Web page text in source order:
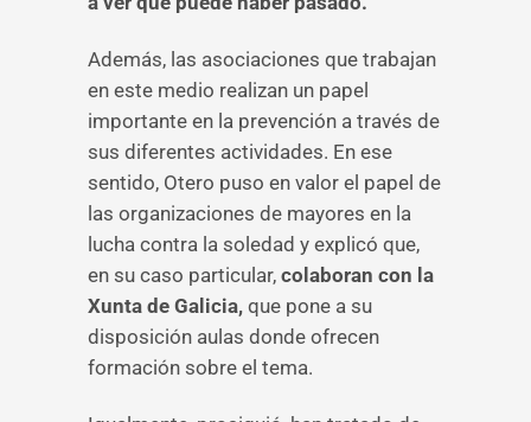
Además, las asociaciones que trabajan
en este medio realizan un papel
importante en la prevención a través de
sus diferentes actividades. En ese
sentido, Otero puso en valor el papel de
las organizaciones de mayores en la
lucha contra la soledad y explicó que,
en su caso particular, colaboran con la
Xunta de Galicia, que pone a su
disposición aulas donde ofrecen
formación sobre el tema.